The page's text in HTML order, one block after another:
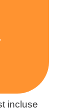
incluse